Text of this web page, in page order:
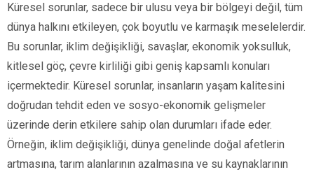
Küresel sorunlar, sadece bir ulusu veya bir bölgeyi değil, tüm
dünya halkını etkileyen, çok boyutlu ve karmaşık meselelerdir.
Bu sorunlar, iklim değişikliği, savaşlar, ekonomik yoksulluk,
kitlesel göç, çevre kirliliği gibi geniş kapsamlı konuları
içermektedir. Küresel sorunlar, insanların yaşam kalitesini
doğrudan tehdit eden ve sosyo-ekonomik gelişmeler
üzerinde derin etkilere sahip olan durumları ifade eder.
Örneğin, iklim değişikliği, dünya genelinde doğal afetlerin
artmasına, tarım alanlarının azalmasına ve su kaynaklarının